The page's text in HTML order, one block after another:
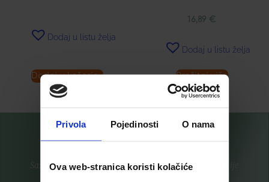
Privola Pojedinosti O nama
Ova web-stranica koristi kolačiće
Dodaj u listu želja
Dodaj u košaricu
16,89 €
Dodaj u listu želja
Pročitaj više
Saznajte prvi za nove proizvode i ekskluzivne promocije